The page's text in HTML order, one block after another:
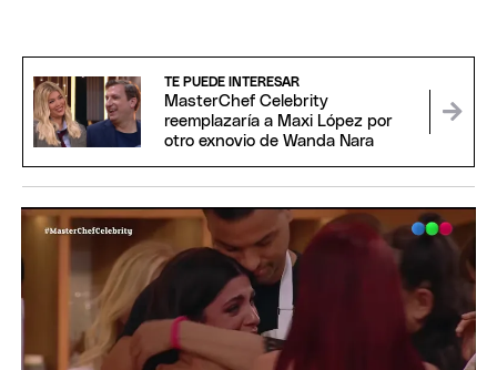
TE PUEDE INTERESAR
MasterChef Celebrity
reemplazaría a Maxi López por
otro exnovio de Wanda Nara